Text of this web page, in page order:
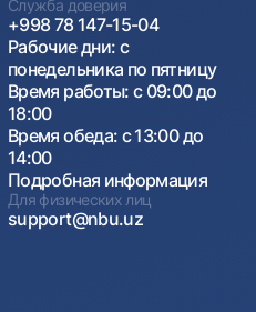
Служба доверия
+998 78 147-15-04
Рабочие дни: с
понедельника по пятницу
Время работы: с 09:00 до
18:00
Время обеда: с 13:00 до
14:00
Подробная информация
Для физических лиц
support@nbu.uz